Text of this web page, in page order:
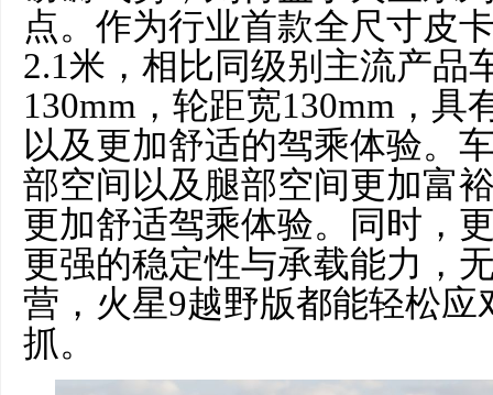
点。作为行业首款全尺寸皮
2.1米，相比同级别主流产品
130mm，轮距宽130mm，
以及更加舒适的驾乘体验。
部空间以及腿部空间更加富
更加舒适驾乘体验。同时，
更强的稳定性与承载能力，
营，火星9越野版都能轻松
抓。